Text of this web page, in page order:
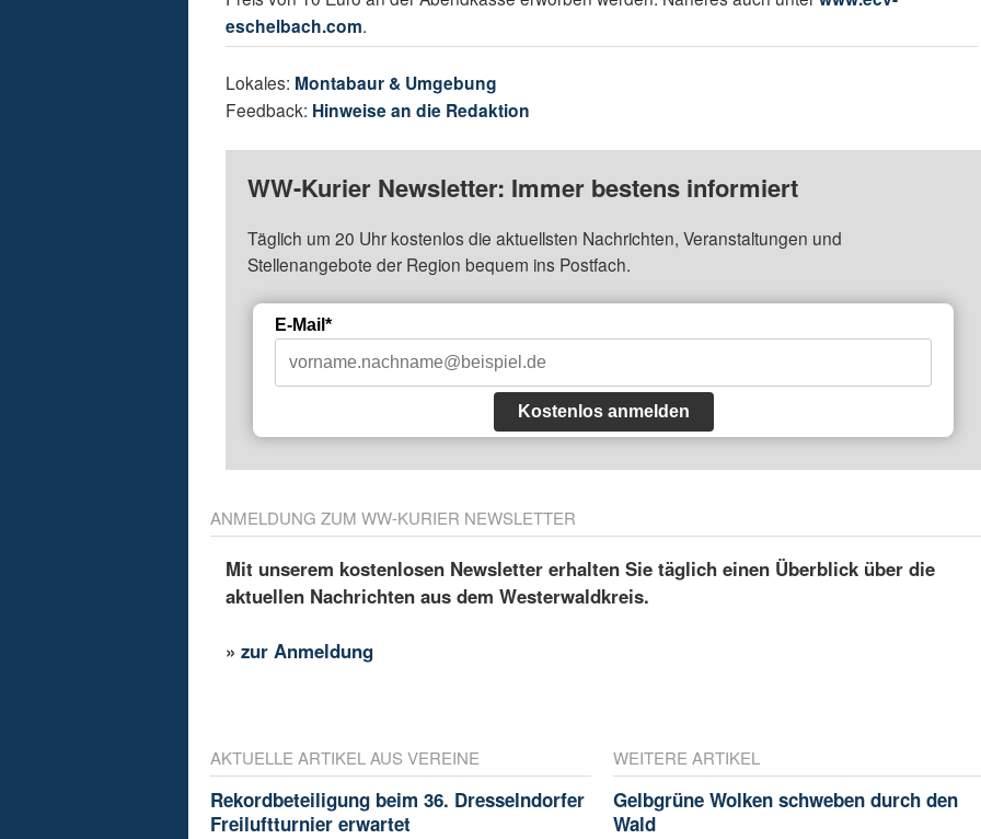
eschelbach.com.
Lokales: Montabaur & Umgebung
Feedback: Hinweise an die Redaktion
WW-Kurier Newsletter: Immer bestens informiert
Täglich um 20 Uhr kostenlos die aktuellsten Nachrichten, Veranstaltungen und
Stellenangebote der Region bequem ins Postfach.
E-Mail*
Kostenlos anmelden
ANMELDUNG ZUM WW-KURIER NEWSLETTER
Mit unserem kostenlosen Newsletter erhalten Sie täglich einen Überblick über die
aktuellen Nachrichten aus dem Westerwaldkreis.
»zur Anmeldung
AKTUELLE ARTIKEL AUS VEREINE
Rekordbeteiligung beim 36. Dresselndorfer
Freiluftturnier erwartet
WEITERE ARTIKEL
Gelbgrüne Wolken schweben durch den
Wald